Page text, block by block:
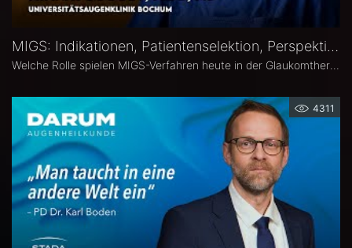
MIGS: Indikationen, Patientenselektion, Perspektiven – Atanas Bogoev, FEBO, MD
Welche Rolle spielen MIGS-Verfahren heute in der Glaukomtherapie? Atanas Bogoev, FEBO, MD, Oberarzt an der Universitätsaugenklinik Bochum spricht im Interview über Indikationen und Patientenselektion, den Stellenwert verschiedener MIGS-Verfahren im klinischen Alltag, realistische Therapieziele sowie Limitationen und zukünftige Entwicklungen der minimalinvasiven Glaukomchirurgie.
4311